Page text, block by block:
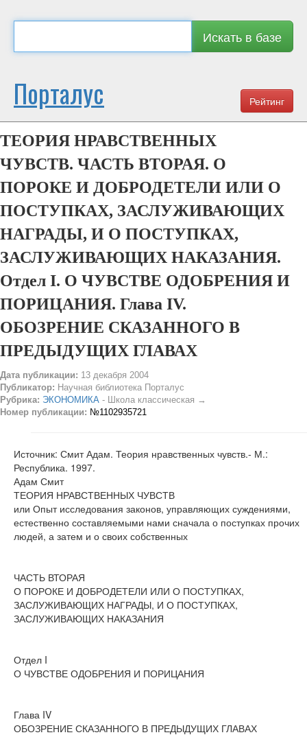
Искать в базе
Рейтинг
Порталус
ТЕОРИЯ НРАВСТВЕННЫХ
ЧУВСТВ. ЧАСТЬ ВТОРАЯ. О
ПОРОКЕ И ДОБРОДЕТЕЛИ ИЛИ О
ПОСТУПКАХ, ЗАСЛУЖИВАЮЩИХ
НАГРАДЫ, И О ПОСТУПКАХ,
ЗАСЛУЖИВАЮЩИХ НАКАЗАНИЯ.
Отдел I. О ЧУВСТВЕ ОДОБРЕНИЯ И
ПОРИЦАНИЯ. Глава IV.
ОБОЗРЕНИЕ СКАЗАННОГО В
ПРЕДЫДУЩИХ ГЛАВАХ
Дата публикации: 13 декабря 2004
Публикатор: Научная библиотека Порталус
Рубрика: ЭКОНОМИКА - Школа классическая →
Номер публикации: №1102935721
Источник: Смит Адам. Теория нравственных чувств.- М.:
Республика. 1997.
Адам Смит
ТЕОРИЯ НРАВСТВЕННЫХ ЧУВСТВ
или Опыт исследования законов, управляющих суждениями,
естественно составляемыми нами сначала о поступках прочих
людей, а затем и о своих собственных
ЧАСТЬ ВТОРАЯ
О ПОРОКЕ И ДОБРОДЕТЕЛИ ИЛИ О ПОСТУПКАХ,
ЗАСЛУЖИВАЮЩИХ НАГРАДЫ, И О ПОСТУПКАХ,
ЗАСЛУЖИВАЮЩИХ НАКАЗАНИЯ
Отдел I
О ЧУВСТВЕ ОДОБРЕНИЯ И ПОРИЦАНИЯ
Глава IV
ОБОЗРЕНИЕ СКАЗАННОГО В ПРЕДЫДУЩИХ ГЛАВАХ